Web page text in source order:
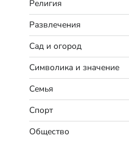
Религия
Развлечения
Сад и огород
Символика и значение
Семья
Спорт
Общество